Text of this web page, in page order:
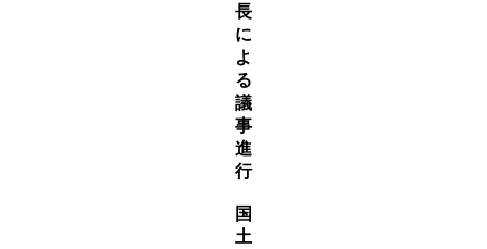
長
に
よ
る
議
事
進
行
国
土